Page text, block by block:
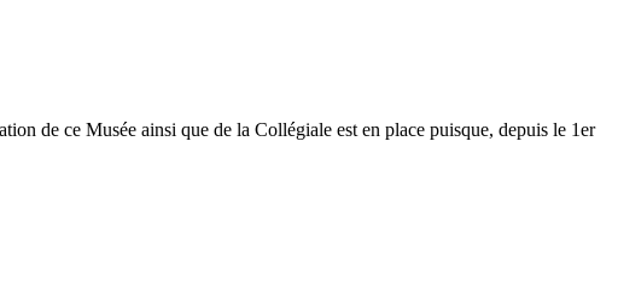
de ce Musée ainsi que de la Collégiale est en place puisque, depuis le 1er